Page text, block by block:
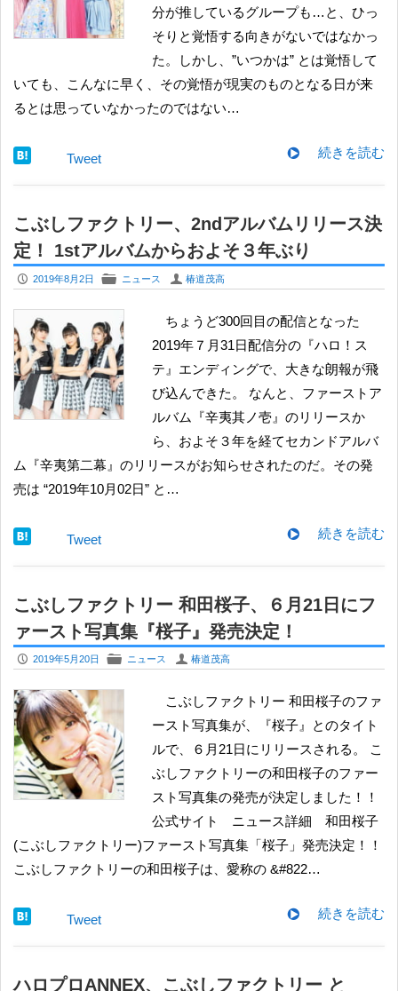
分が推しているグループも…と、ひっ
そりと覚悟する向きがないではなかっ
た。しかし、”いつかは” とは覚悟して
いても、こんなに早く、その覚悟が現実のものとなる日が来
るとは思っていなかったのではない…
続きを読む
Tweet
こぶしファクトリー、2ndアルバムリリース決
定！ 1stアルバムからおよそ３年ぶり
P 2019年8月2日 F ニュース U 椿道茂高
ちょうど300回目の配信となった
2019年７月31日配信分の『ハロ！ス
テ』エンディングで、大きな朗報が飛
び込んできた。 なんと、ファーストア
ルバム『辛夷其ノ壱』のリリースか
ら、およそ３年を経てセカンドアルバ
ム『辛夷第二幕』のリリースがお知らせされたのだ。その発
売は “2019年10月02日” と…
続きを読む
Tweet
こぶしファクトリー 和田桜子、６月21日にフ
ァースト写真集『桜子』発売決定！
P 2019年5月20日 F ニュース U 椿道茂高
こぶしファクトリー 和田桜子のファ
ースト写真集が、『桜子』とのタイト
ルで、６月21日にリリースされる。 こ
ぶしファクトリーの和田桜子のファー
スト写真集の発売が決定しました！！
公式サイト ニュース詳細 和田桜子
(こぶしファクトリー)ファースト写真集「桜子」発売決定！！
こぶしファクトリーの和田桜子は、愛称の &#822…
続きを読む
Tweet
ハロプロANNEX、こぶしファクトリー と